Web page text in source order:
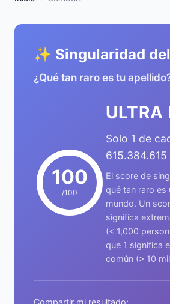
✨ Singularidad
¿Qué tan raro es tu
100
/100
ULTRA
Solo 1 de
El score de
qué tan raro es
mundo. Un
significa
(< 1,000
que 1 significa
común (> 10
Compartir mi resultado: